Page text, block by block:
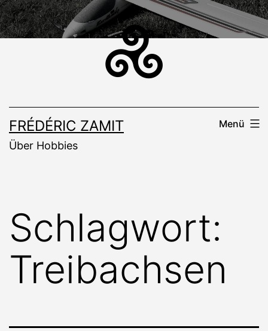
Zum
Inhalt
FRÉDÉRIC ZAMIT
Über Hobbies
Menü
Schlagwort:
Treibachsen